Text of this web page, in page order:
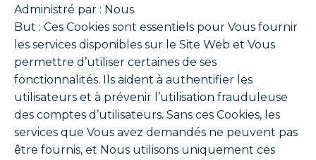
Administré par : Nous
But : Ces Cookies sont essentiels pour Vous fournir
les services disponibles sur le Site Web et Vous
permettre d’utiliser certaines de ses
fonctionnalités. Ils aident à authentifier les
utilisateurs et à prévenir l’utilisation frauduleuse
des comptes d’utilisateurs. Sans ces Cookies, les
services que Vous avez demandés ne peuvent pas
être fournis, et Nous utilisons uniquement ces